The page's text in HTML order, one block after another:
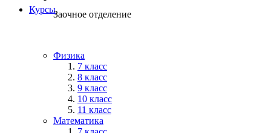
КурсыЗаочное отделение
Физика
7 класс
8 класс
9 класс
10 класс
11 класс
Математика